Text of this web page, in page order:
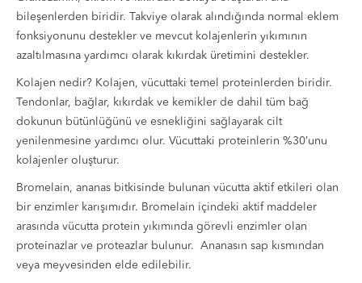
bileşenlerden biridir. Takviye olarak alındığında normal eklem
fonksiyonunu destekler ve mevcut kolajenlerin yıkımının
azaltılmasına yardımcı olarak kıkırdak üretimini destekler.
Kolajen nedir? Kolajen, vücuttaki temel proteinlerden biridir.
Tendonlar, bağlar, kıkırdak ve kemikler de dahil tüm bağ
dokunun bütünlüğünü ve esnekliğini sağlayarak cilt
yenilenmesine yardımcı olur. Vücuttaki proteinlerin %30’unu
kolajenler oluşturur.
Bromelain, ananas bitkisinde bulunan vücutta aktif etkileri olan
bir enzimler karışımıdır. Bromelain içindeki aktif maddeler
arasında vücutta protein yıkımında görevli enzimler olan
proteinazlar ve proteazlar bulunur. Ananasın sap kısmından
veya meyvesinden elde edilebilir.